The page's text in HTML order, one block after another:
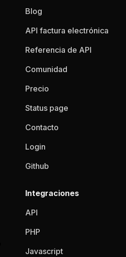
Blog
API factura electrónica
Referencia de API
Comunidad
Precio
Status page
Contacto
Login
Github
Integraciones
API
PHP
Javascript